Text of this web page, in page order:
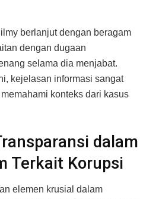
berlanjut dengan beragam
dengan dugaan
selama dia menjabat.
kejelasan informasi sangat
konteks dari kasus
dalam
Terkait Korupsi
elemen krusial dalam